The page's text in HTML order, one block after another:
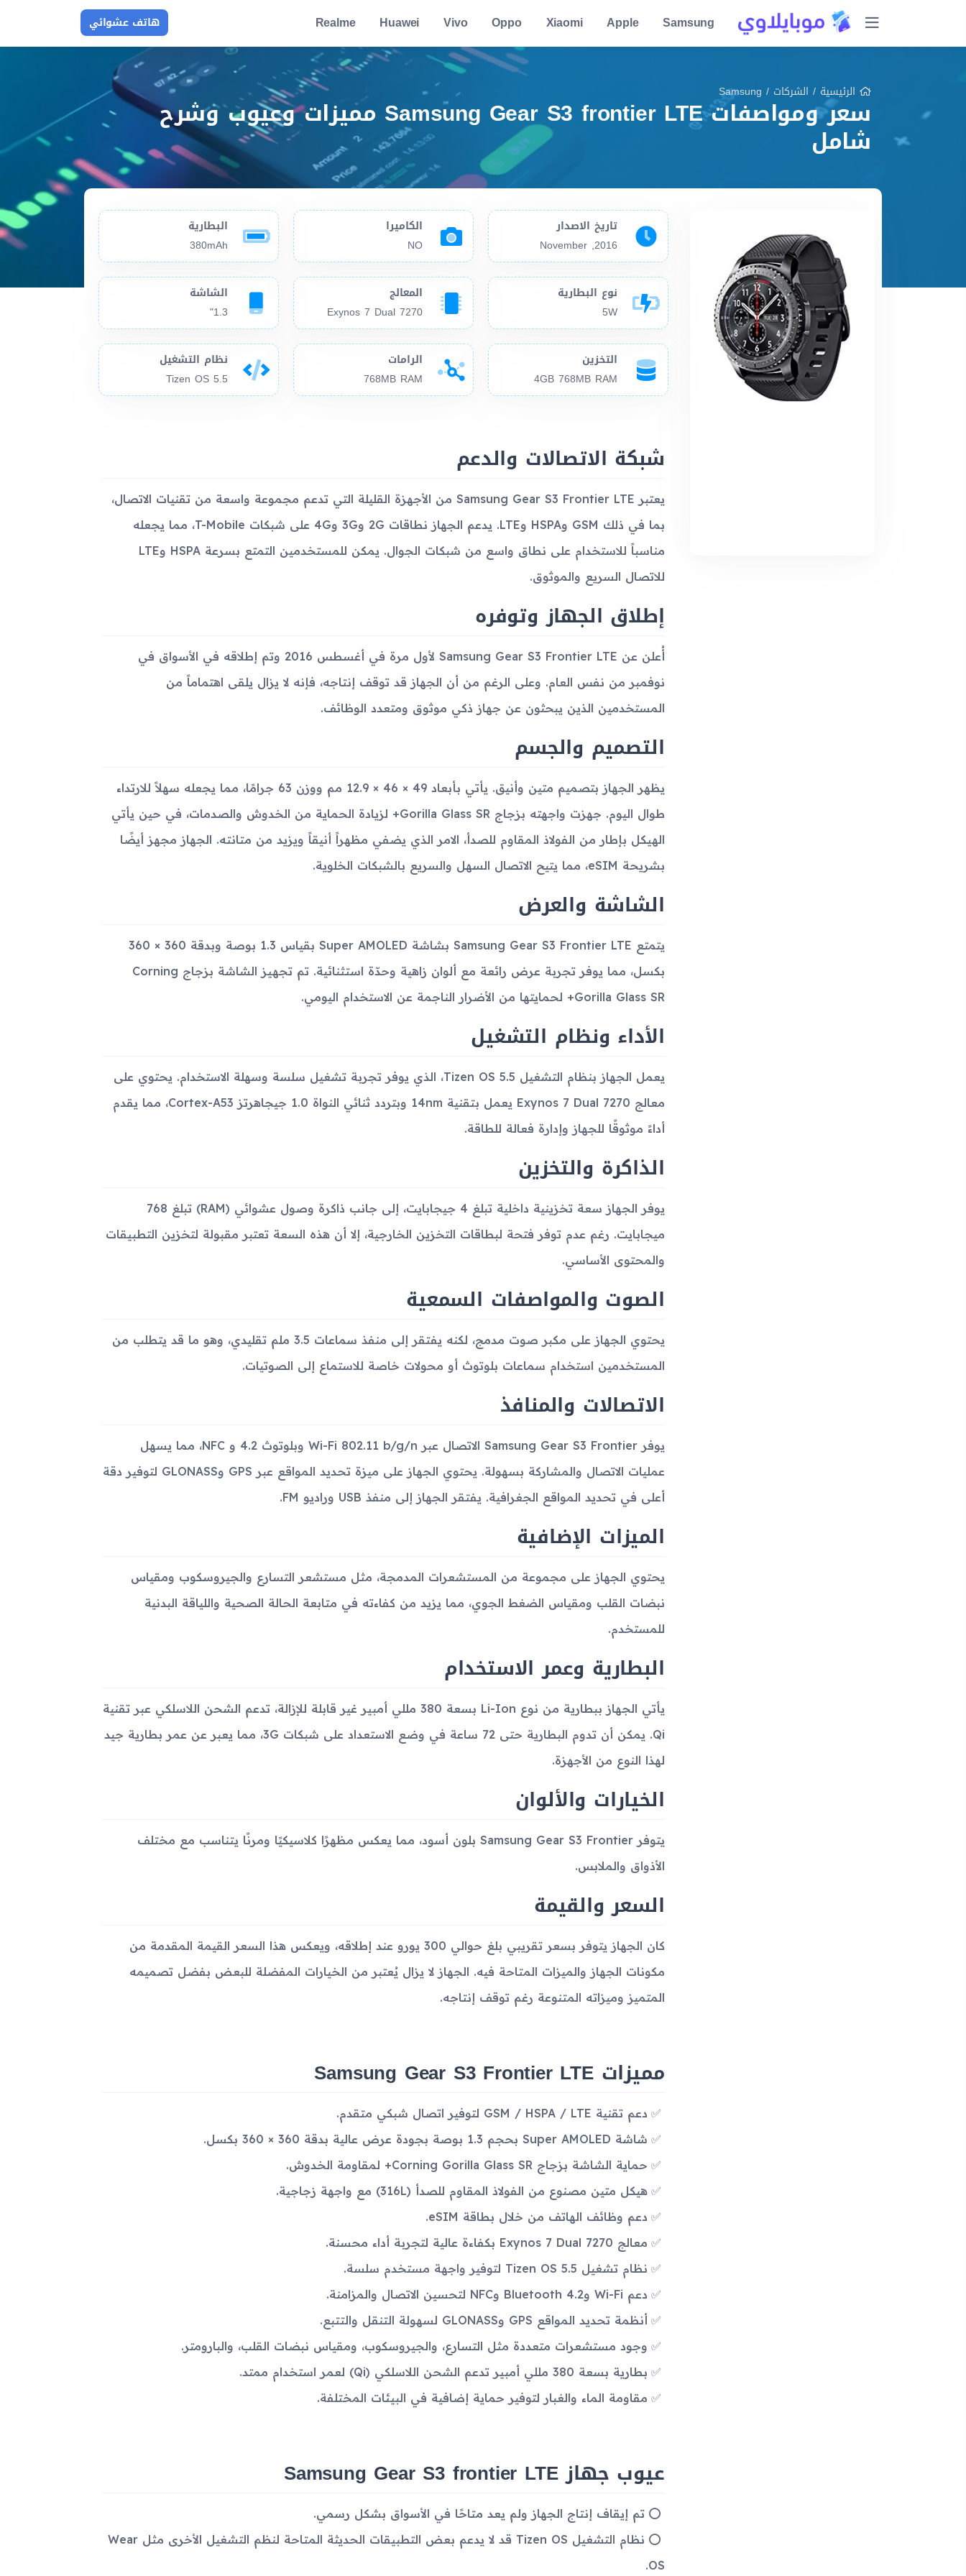
Samsung
Apple
Xiaomi
Oppo
Vivo
Huawei
Realme هاتف عشوائي
الرئيسية / الشركات /
Samsung
سعر ومواصفات Samsung Gear S3 frontier LTE مميزات وعيوب وشرح
شامل
تاريخ الاصدار
2016, November
الكاميرا
NO
البطارية
380mAh
نوع البطارية
5W
المعالج
Exynos 7 Dual 7270
الشاشة
1.3"
التخزين
4GB 768MB RAM
الرامات
768MB RAM
نظام التشغيل
Tizen OS 5.5
شبكة الاتصالات والدعم
يعتبر Samsung Gear S3 Frontier LTE من الأجهزة القليلة التي تدعم مجموعة واسعة من تقنيات الاتصال،
بما في ذلك GSM وHSPA وLTE. يدعم الجهاز نطاقات 2G و3G و4G على شبكات T-Mobile، مما يجعله
مناسباً للاستخدام على نطاق واسع من شبكات الجوال. يمكن للمستخدمين التمتع بسرعة HSPA وLTE
للاتصال السريع والموثوق.
إطلاق الجهاز وتوفره
أُعلن عن Samsung Gear S3 Frontier LTE لأول مرة في أغسطس 2016 وتم إطلاقه في الأسواق في
نوفمبر من نفس العام. وعلى الرغم من أن الجهاز قد توقف إنتاجه، فإنه لا يزال يلقى اهتماماً من
المستخدمين الذين يبحثون عن جهاز ذكي موثوق ومتعدد الوظائف.
التصميم والجسم
يظهر الجهاز بتصميم متين وأنيق. يأتي بأبعاد 49 × 46 × 12.9 مم ووزن 63 جرامًا، مما يجعله سهلاً للارتداء
طوال اليوم. جهزت واجهته بزجاج Gorilla Glass SR+ لزيادة الحماية من الخدوش والصدمات، في حين يأتي
الهيكل بإطار من الفولاذ المقاوم للصدأ، الامر الذي يضفي مظهراً أنيقاً ويزيد من متانته. الجهاز مجهز أيضًا
بشريحة eSIM، مما يتيح الاتصال السهل والسريع بالشبكات الخلوية.
الشاشة والعرض
يتمتع Samsung Gear S3 Frontier LTE بشاشة Super AMOLED بقياس 1.3 بوصة وبدقة 360 × 360
بكسل، مما يوفر تجربة عرض رائعة مع ألوان زاهية وحدّة استثنائية. تم تجهيز الشاشة بزجاج Corning
Gorilla Glass SR+ لحمايتها من الأضرار الناجمة عن الاستخدام اليومي.
الأداء ونظام التشغيل
يعمل الجهاز بنظام التشغيل Tizen OS 5.5، الذي يوفر تجربة تشغيل سلسة وسهلة الاستخدام. يحتوي على
معالج Exynos 7 Dual 7270 يعمل بتقنية 14nm وبتردد ثنائي النواة 1.0 جيجاهرتز Cortex-A53، مما يقدم
أداءً موثوقًا للجهاز وإدارة فعالة للطاقة.
الذاكرة والتخزين
يوفر الجهاز سعة تخزينية داخلية تبلغ 4 جيجابايت، إلى جانب ذاكرة وصول عشوائي (RAM) تبلغ 768
ميجابايت. رغم عدم توفر فتحة لبطاقات التخزين الخارجية، إلا أن هذه السعة تعتبر مقبولة لتخزين التطبيقات
والمحتوى الأساسي.
الصوت والمواصفات السمعية
يحتوي الجهاز على مكبر صوت مدمج، لكنه يفتقر إلى منفذ سماعات 3.5 ملم تقليدي، وهو ما قد يتطلب من
المستخدمين استخدام سماعات بلوتوث أو محولات خاصة للاستماع إلى الصوتيات.
الاتصالات والمنافذ
يوفر Samsung Gear S3 Frontier الاتصال عبر Wi-Fi 802.11 b/g/n وبلوتوث 4.2 و NFC، مما يسهل
عمليات الاتصال والمشاركة بسهولة. يحتوي الجهاز على ميزة تحديد المواقع عبر GPS وGLONASS لتوفير دقة
أعلى في تحديد المواقع الجغرافية. يفتقر الجهاز إلى منفذ USB وراديو FM.
الميزات الإضافية
يحتوي الجهاز على مجموعة من المستشعرات المدمجة، مثل مستشعر التسارع والجيروسكوب ومقياس
نبضات القلب ومقياس الضغط الجوي، مما يزيد من كفاءته في متابعة الحالة الصحية واللياقة البدنية
للمستخدم.
البطارية وعمر الاستخدام
يأتي الجهاز ببطارية من نوع Li-Ion بسعة 380 مللي أمبير غير قابلة للإزالة، تدعم الشحن اللاسلكي عبر تقنية
Qi. يمكن أن تدوم البطارية حتى 72 ساعة في وضع الاستعداد على شبكات 3G، مما يعبر عن عمر بطارية جيد
لهذا النوع من الأجهزة.
الخيارات والألوان
يتوفر Samsung Gear S3 Frontier بلون أسود، مما يعكس مظهرًا كلاسيكيًا ومرنًا يتناسب مع مختلف
الأذواق والملابس.
السعر والقيمة
كان الجهاز يتوفر بسعر تقريبي بلغ حوالي 300 يورو عند إطلاقه، ويعكس هذا السعر القيمة المقدمة من
مكونات الجهاز والميزات المتاحة فيه. الجهاز لا يزال يُعتبر من الخيارات المفضلة للبعض بفضل تصميمه
المتميز وميزاته المتنوعة رغم توقف إنتاجه.
مميزات Samsung Gear S3 Frontier LTE
دعم تقنية GSM / HSPA / LTE لتوفير اتصال شبكي متقدم.
شاشة Super AMOLED بحجم 1.3 بوصة بجودة عرض عالية بدقة 360 × 360 بكسل.
حماية الشاشة بزجاج Corning Gorilla Glass SR+ لمقاومة الخدوش.
هيكل متين مصنوع من الفولاذ المقاوم للصدأ (316L) مع واجهة زجاجية.
دعم وظائف الهاتف من خلال بطاقة eSIM.
معالج Exynos 7 Dual 7270 بكفاءة عالية لتجربة أداء محسنة.
نظام تشغيل Tizen OS 5.5 لتوفير واجهة مستخدم سلسة.
دعم Wi-Fi وBluetooth 4.2 وNFC لتحسين الاتصال والمزامنة.
أنظمة تحديد المواقع GPS وGLONASS لسهولة التنقل والتتبع.
وجود مستشعرات متعددة مثل التسارع، والجيروسكوب، ومقياس نبضات القلب، والبارومتر.
بطارية بسعة 380 مللي أمبير تدعم الشحن اللاسلكي (Qi) لعمر استخدام ممتد.
مقاومة الماء والغبار لتوفير حماية إضافية في البيئات المختلفة.
عيوب جهاز Samsung Gear S3 frontier LTE
تم إيقاف إنتاج الجهاز ولم يعد متاحًا في الأسواق بشكل رسمي.
نظام التشغيل Tizen OS قد لا يدعم بعض التطبيقات الحديثة المتاحة لنظم التشغيل الأخرى مثل Wear
OS.